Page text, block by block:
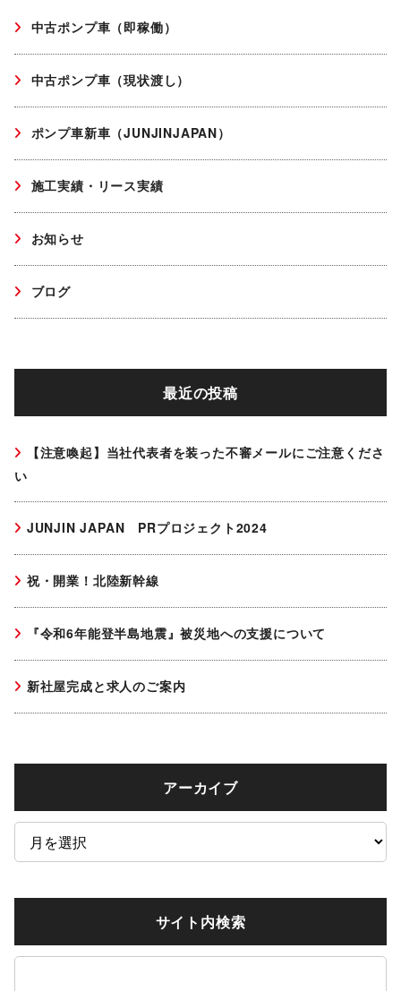
中古ポンプ車（即稼働）
中古ポンプ車（現状渡し）
ポンプ車新車（JUNJINJAPAN）
施工実績・リース実績
お知らせ
ブログ
最近の投稿
【注意喚起】当社代表者を装った不審メールにご注意くださ
い
JUNJIN JAPAN PRプロジェクト2024
祝・開業！北陸新幹線
『令和6年能登半島地震』被災地への支援について
新社屋完成と求人のご案内
アーカイブ
ー
サイト内検索